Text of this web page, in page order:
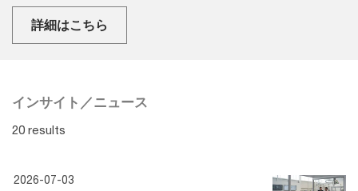
詳細はこちら
インサイト／ニュース
20 results
2026-07-03